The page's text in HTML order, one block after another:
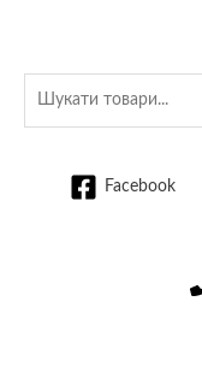
Facebook